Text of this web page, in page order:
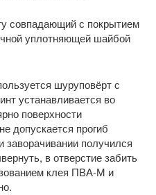
совпадающий с покрытием
уплотняющей шайбой
шуруповёрт с
устанавливается во
поверхности
допускается прогиб
заворачивании получился
в отверстие забить
клея ПВА-М и